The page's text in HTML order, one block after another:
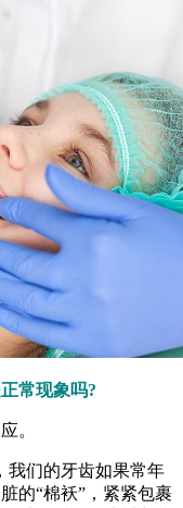
常现象吗?
。
们的牙齿如果常年
的“棉袄”，紧紧包裹